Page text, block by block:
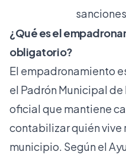
¿Qué es el
obligatorio?
El empadronamiento
el Padrón Municipal
oficial que mantiene
contabilizar quién vive
municipio. Según el